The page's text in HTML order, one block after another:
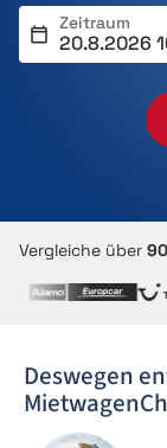
Zeitraum
Vergleiche über
Deswegen